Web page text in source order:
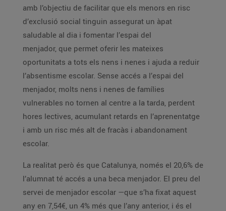
amb l’objectiu de facilitar que els menors en risc
d’exclusió social tinguin assegurat un àpat
saludable al dia i fomentar l’espai del
menjador, que permet oferir les mateixes
oportunitats a tots els nens i nenes i ajuda a reduir
l’absentisme escolar. Sense accés a l’espai del
menjador, molts nens i nenes de famílies
vulnerables no tornen al centre a la tarda, perdent
hores lectives, acumulant retards en l’aprenentatge
i amb un risc més alt de fracàs i abandonament
escolar.
La realitat però és que Catalunya, només el 20,6% de
l’alumnat té accés a una beca menjador. El preu del
servei de menjador escolar —que s’ha fixat aquest
any en 7,54€, un 4% més que l’any anterior, i és el